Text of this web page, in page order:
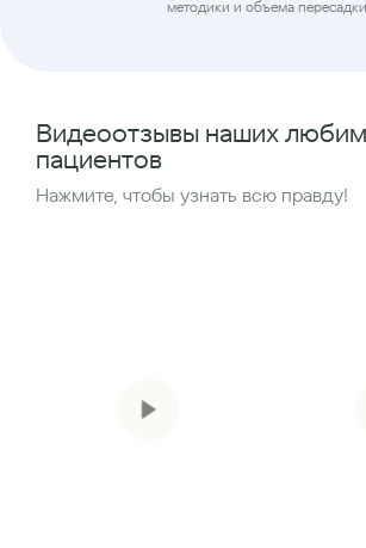
методики и объема пересадки
Видеоотзывы наших
пациентов
Нажмите, чтобы узнать всю правду!